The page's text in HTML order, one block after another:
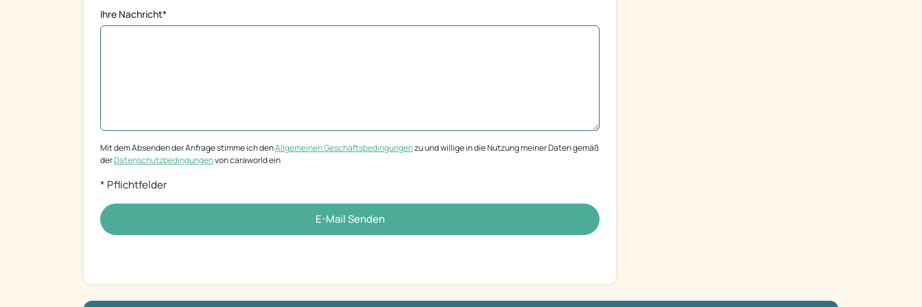
Ihre Nachricht*
Mit dem Absenden der Anfrage stimme ich denAllgemeinen Geschäftsbedingungenzu und willige in die Nutzung meiner Daten gemäß
derDatenschutzbedingungenvon caraworld ein
* Pflichtfelder
E-Mail Senden